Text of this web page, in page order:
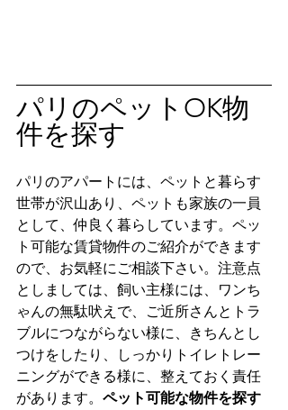
パリのペットOK物
件を探す
パリのアパートには、ペットと暮らす
世帯が沢山あり、ペットも家族の一員
として、仲良く暮らしています。ペッ
ト可能な賃貸物件のご紹介ができます
ので、お気軽にご相談下さい。注意点
としましては、飼い主様には、ワンち
ゃんの無駄吠えで、ご近所さんとトラ
ブルにつながらない様に、きちんとし
つけをしたり、しっかりトイレトレー
ニングができる様に、整えておく責任
があります。 ペット可能な物件を探す